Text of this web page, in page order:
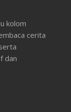
kolom
cerita
dan